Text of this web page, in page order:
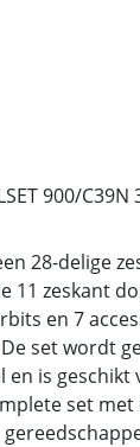
900/C39N
28-delige
11 zeskant
en 7
set wordt
en is geschikt
set